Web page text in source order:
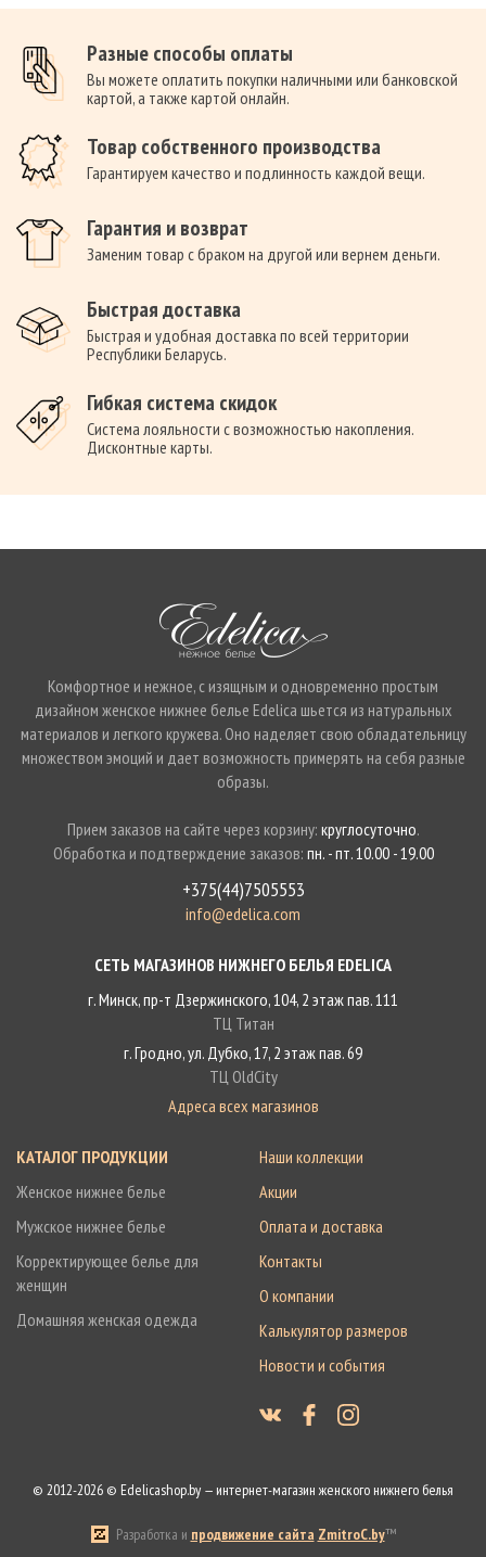
Разные способы оплаты
Вы можете оплатить покупки наличными или банковской
картой, а также картой онлайн.
Товар собственного производства
Гарантируем качество и подлинность каждой вещи.
Гарантия и возврат
Заменим товар с браком на другой или вернем деньги.
Быстрая доставка
Быстрая и удобная доставка по всей территории
Республики Беларусь.
Гибкая система скидок
Система лояльности с возможностью накопления.
Дисконтные карты.
Комфортное и нежное, с изящным и одновременно простым
дизайном женское нижнее белье Edelica шьется из натуральных
материалов и легкого кружева. Оно наделяет свою обладательницу
множеством эмоций и дает возможность примерять на себя разные
образы.
Прием заказов на сайте через корзину: круглосуточно.
Обработка и подтверждение заказов: пн. - пт. 10.00 - 19.00
+375(44)7505553
info@edelica.com
СЕТЬ МАГАЗИНОВ НИЖНЕГО БЕЛЬЯ EDELICA
г. Минск, пр-т Дзержинского, 104, 2 этаж пав. 111
ТЦ Титан
г. Гродно, ул. Дубко, 17, 2 этаж пав. 69
ТЦ OldCity
Адреса всех магазинов
КАТАЛОГ ПРОДУКЦИИ
Женское нижнее белье
Мужское нижнее белье
Корректирующее белье для
женщин
Домашняя женская одежда
Наши коллекции
Акции
Оплата и доставка
Контакты
О компании
Калькулятор размеров
Новости и события
© 2012-2026 © Edelicashop.by — интернет-магазин женского нижнего белья
Разработка и продвижение сайта ZmitroC.by™